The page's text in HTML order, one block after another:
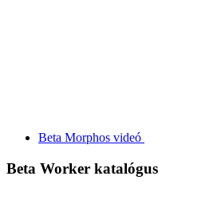
Beta Morphos videó
Beta Worker katalógus